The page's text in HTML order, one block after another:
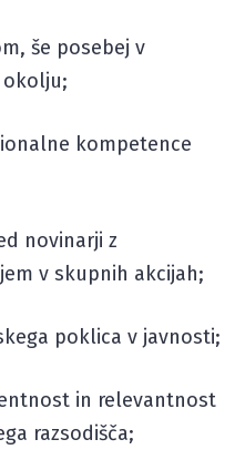
še posebej v
kompetence
novinarji z
v skupnih akcijah;
poklica v javnosti;
in relevantnost
razsodišča;